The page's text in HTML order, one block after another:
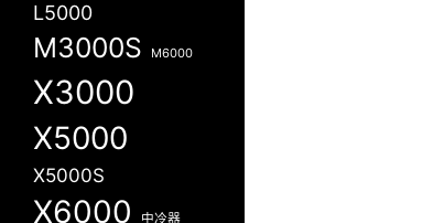
L5000
M3000S M6000
X3000
X5000
X5000S
X6000 中冷器